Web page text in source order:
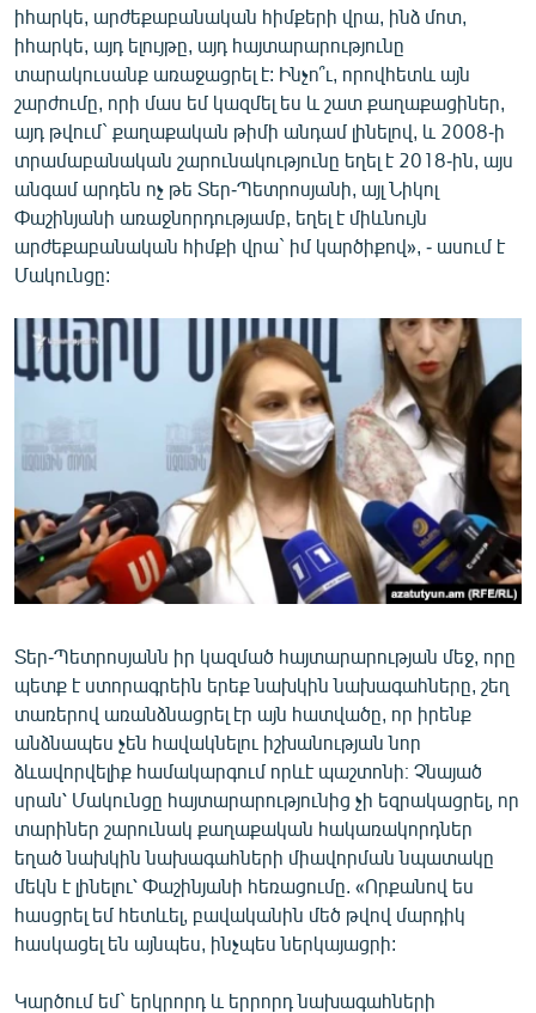
«Ազատության» բոլոր կայքերը
իհարկե, արժեքաբանական հիմքերի վրա, ինձ մոտ,
իհարկե, այդ ելույթը, այդ հայտարարությունը
տարակուսանք առաջացրել է: Ինչո՞ւ, որովհետև այն
շարժումը, որի մաս եմ կազմել ես և շատ քաղաքացիներ,
այդ թվում` քաղաքական թիմի անդամ լինելով, և 2008-ի
տրամաբանական շարունակությունը եղել է 2018-ին, այս
անգամ արդեն ոչ թե Տեր-Պետրոսյանի, այլ Նիկոլ
Փաշինյանի առաջնորդությամբ, եղել է միևնույն
արժեքաբանական հիմքի վրա` իմ կարծիքով», - ասում է
Մակունցը:
Տեր-Պետրոսյանն իր կազմած հայտարարության մեջ, որը
պետք է ստորագրեին երեք նախկին նախագահները, շեղ
տառերով առանձնացրել էր այն հատվածը, որ իրենք
անձնապես չեն հավակնելու իշխանության նոր
ձևավորվելիք համակարգում որևէ պաշտոնի։ Չնայած
սրան՝ Մակունցը հայտարարությունից չի եզրակացրել, որ
տարիներ շարունակ քաղաքական հակառակորդներ
եղած նախկին նախագահների միավորման նպատակը
մեկն է լինելու՝ Փաշինյանի հեռացումը. «Որքանով ես
հասցրել եմ հետևել, բավականին մեծ թվով մարդիկ
հասկացել են այնպես, ինչպես ներկայացրի:
Կարծում եմ` երկրորդ և երրորդ նախագահների